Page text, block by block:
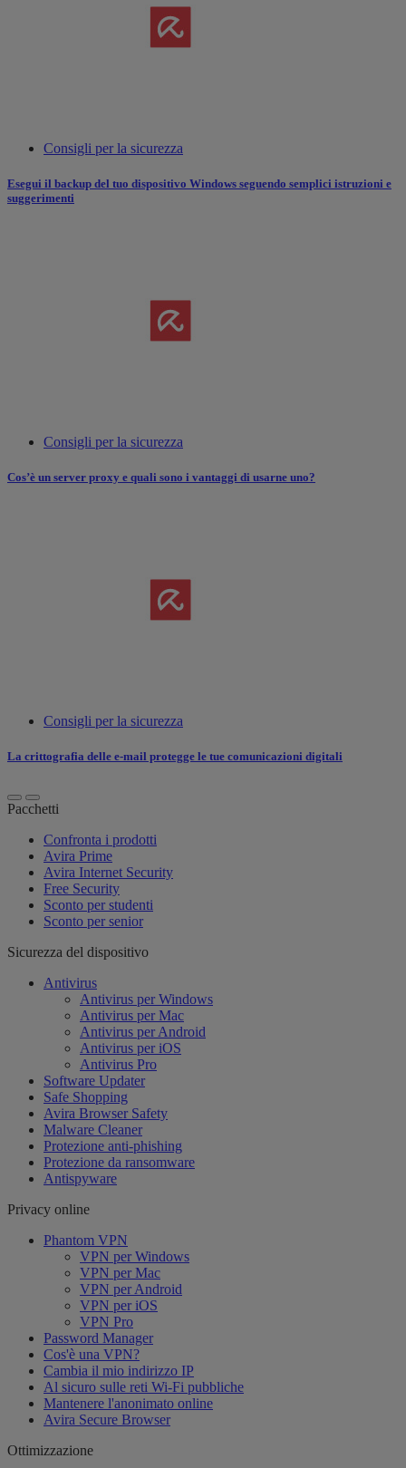
Consigli per la sicurezza
Esegui il backup del tuo dispositivo Windows seguendo semplici istruzioni e
suggerimenti
Consigli per la sicurezza
Cos’è un server proxy e quali sono i vantaggi di usarne uno?
Consigli per la sicurezza
La crittografia delle e-mail protegge le tue comunicazioni digitali
Pacchetti
Confronta i prodotti
Avira Prime
Avira Internet Security
Free Security
Sconto per studenti
Sconto per senior
Sicurezza del dispositivo
Antivirus
Antivirus per Windows
Antivirus per Mac
Antivirus per Android
Antivirus per iOS
Antivirus Pro
Software Updater
Safe Shopping
Avira Browser Safety
Malware Cleaner
Protezione anti-phishing
Protezione da ransomware
Antispyware
Privacy online
Phantom VPN
VPN per Windows
VPN per Mac
VPN per Android
VPN per iOS
VPN Pro
Password Manager
Cos'è una VPN?
Cambia il mio indirizzo IP
Al sicuro sulle reti Wi-Fi pubbliche
Mantenere l'anonimato online
Avira Secure Browser
Ottimizzazione